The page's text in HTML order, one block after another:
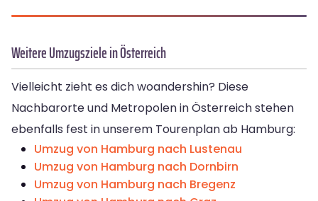
Weitere Umzugsziele in Österreich
Vielleicht zieht es dich woandershin? Diese
Nachbarorte und Metropolen in Österreich stehen
ebenfalls fest in unserem Tourenplan ab Hamburg:
Umzug von Hamburg nach Lustenau
Umzug von Hamburg nach Dornbirn
Umzug von Hamburg nach Bregenz